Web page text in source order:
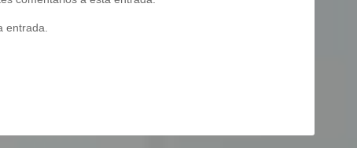
entrada.